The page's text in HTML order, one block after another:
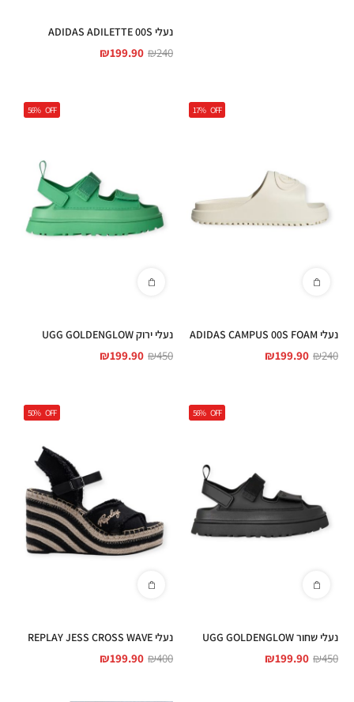
נעלי ADIDAS ADILETTE 00S
₪240
₪199.90
17% OFF
נעלי ADIDAS CAMPUS 00S FOAM
₪240
₪199.90
56% OFF
נעלי ירוק UGG GOLDENGLOW
₪450
₪199.90
56% OFF
נעלי שחור UGG GOLDENGLOW
₪450
₪199.90
50% OFF
נעלי REPLAY JESS CROSS WAVE
₪400
₪199.90